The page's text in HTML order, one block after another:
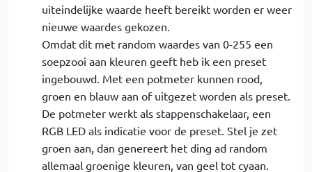
uiteindelijke waarde heeft bereikt worden er weer
nieuwe waardes gekozen.
Omdat dit met random waardes van 0-255 een
soepzooi aan kleuren geeft heb ik een preset
ingebouwd. Met een potmeter kunnen rood,
groen en blauw aan of uitgezet worden als preset.
De potmeter werkt als stappenschakelaar, een
RGB LED als indicatie voor de preset. Stel je zet
groen aan, dan genereert het ding ad random
allemaal groenige kleuren, van geel tot cyaan.